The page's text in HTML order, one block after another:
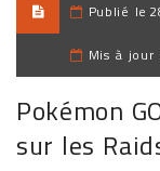
Publié le
Mis à jour
Pokémon
sur les